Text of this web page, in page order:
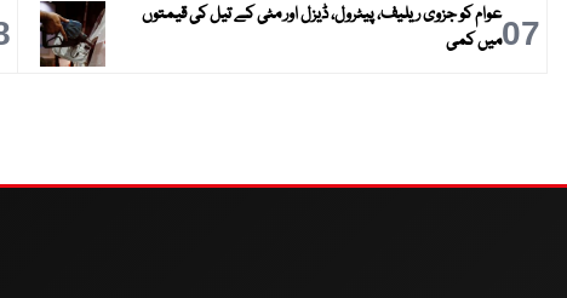
07عوام کو جزوی ریلیف، پیٹرول، ڈیزل اور مٹی کے تیل کی قیمتوں
میں کمی